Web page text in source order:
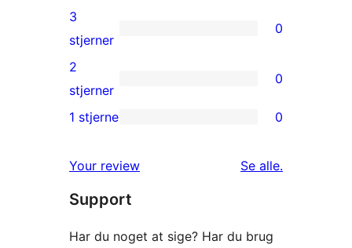
anmeldelser
4-
stjernet
anmeldelser
0
3-
stjernet
anmeldelser
3
stjerner
0
0
2-
anmeldelser
2
stjerner
0
stjernet
anmeldelser
1 stjerne 0
Your review Se alleanmeldelser
.
Support
Har du noget at sige? Har du brug